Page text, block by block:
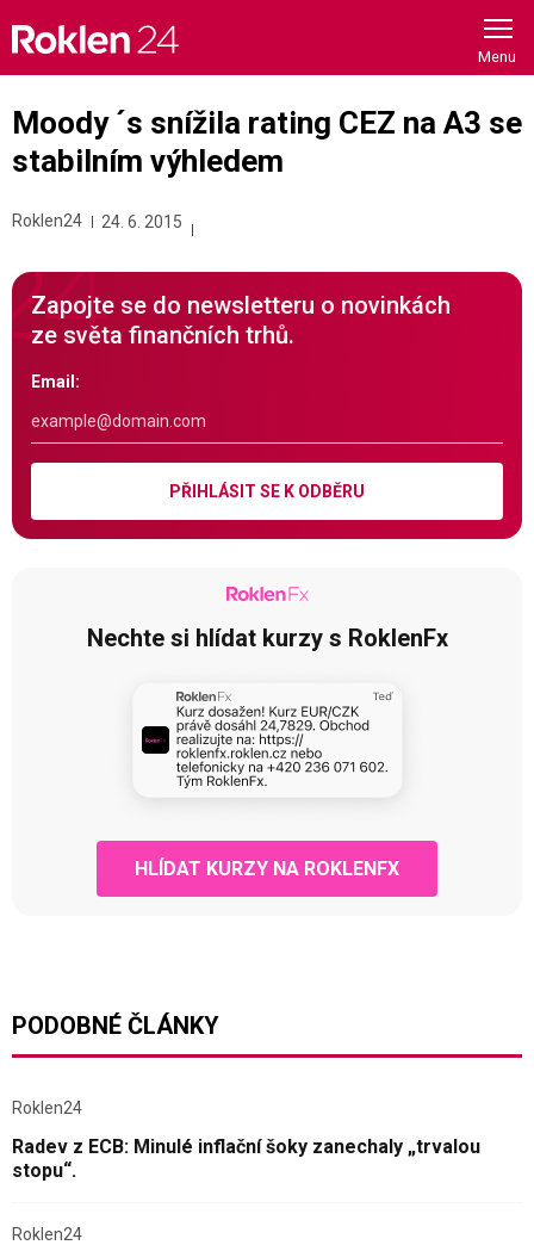
content
Moody ´s snížila rating CEZ na A3 se
stabilním výhledem
Roklen24 24. 6. 2015
Zapojte se do newsletteru o novinkách
ze světa finančních trhů.
Email:
PŘIHLÁSIT SE K ODBĚRU
Nechte si hlídat kurzy s RoklenFx
HLÍDAT KURZY NA ROKLENFX
PODOBNÉ ČLÁNKY
Roklen24
Radev z ECB: Minulé inflační šoky zanechaly „trvalou
stopu“.
Roklen24